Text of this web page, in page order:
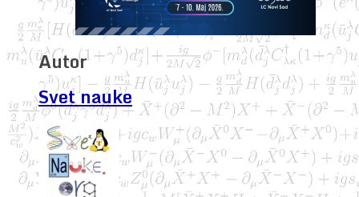
Autor
Svet nauke